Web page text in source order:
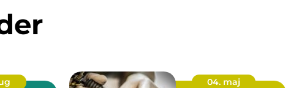
04. maj